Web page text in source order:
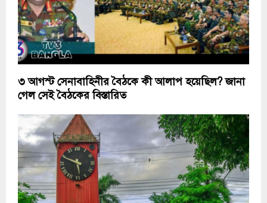
৩ আগস্ট সেনাবাহিনীর বৈঠকে কী আলাপ হয়েছিল? জানা
গেল সেই বৈঠকের বিস্তারিত